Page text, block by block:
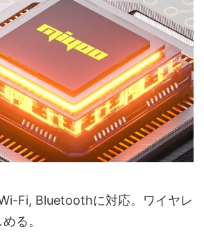
Fi, Bluetoothに対応。ワイヤレ
る。